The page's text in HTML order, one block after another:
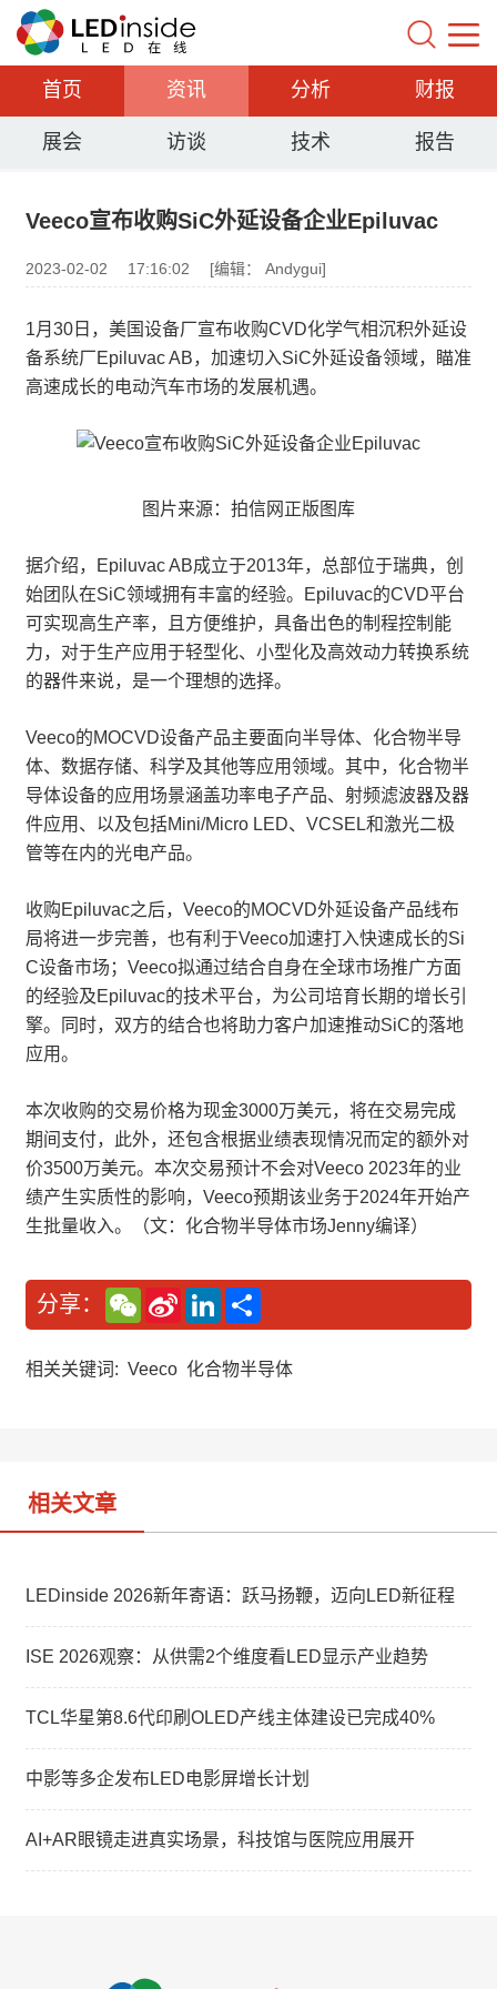
首页 资讯 分析 财报
展会 访谈 技术 报告
Veeco宣布收购SiC外延设备企业Epiluvac
2023-02-02 17:16:02 [编辑： Andygui]
1月30日，美国设备厂宣布收购CVD化学气相沉积外延设
备系统厂Epiluvac AB，加速切入SiC外延设备领域，瞄准
高速成长的电动汽车市场的发展机遇。
图片来源：拍信网正版图库
据介绍，Epiluvac AB成立于2013年，总部位于瑞典，创
始团队在SiC领域拥有丰富的经验。Epiluvac的CVD平台
可实现高生产率，且方便维护，具备出色的制程控制能
力，对于生产应用于轻型化、小型化及高效动力转换系统
的器件来说，是一个理想的选择。
Veeco的MOCVD设备产品主要面向半导体、化合物半导
体、数据存储、科学及其他等应用领域。其中，化合物半
导体设备的应用场景涵盖功率电子产品、射频滤波器及器
件应用、以及包括Mini/Micro LED、VCSEL和激光二极
管等在内的光电产品。
收购Epiluvac之后，Veeco的MOCVD外延设备产品线布
局将进一步完善，也有利于Veeco加速打入快速成长的Si
C设备市场；Veeco拟通过结合自身在全球市场推广方面
的经验及Epiluvac的技术平台，为公司培育长期的增长引
擎。同时，双方的结合也将助力客户加速推动SiC的落地
应用。
本次收购的交易价格为现金3000万美元，将在交易完成
期间支付，此外，还包含根据业绩表现情况而定的额外对
价3500万美元。本次交易预计不会对Veeco 2023年的业
绩产生实质性的影响，Veeco预期该业务于2024年开始产
生批量收入。（文：化合物半导体市场Jenny编译）
分享：
W
e
C
a
S
n
W
L
n
e
相关关键词: Veeco 化合物半导体
相关文章
LEDinside 2026新年寄语：跃马扬鞭，迈向LED新征程
ISE 2026观察：从供需2个维度看LED显示产业趋势
TCL华星第8.6代印刷OLED产线主体建设已完成40%
中影等多企发布LED电影屏增长计划
AI+AR眼镜走进真实场景，科技馆与医院应用展开